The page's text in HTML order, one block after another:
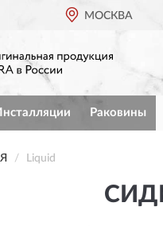
МОСКВА
ОРИГИНАЛЬНАЯ
Раковины
Liquid